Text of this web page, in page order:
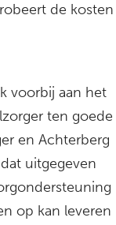
de kosten
voorbij aan het
ten goede
en Achterberg
uitgegeven
op kan leveren